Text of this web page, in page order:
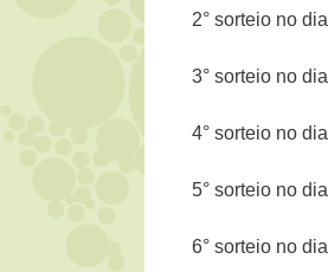
2° sorteio no
3° sorteio no
4° sorteio no
5° sorteio no
6° sorteio no